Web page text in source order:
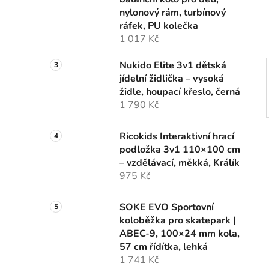
e
nylonový rám, turbínový
ráfek, PU kolečka
1 017 Kč
Nukido Elite 3v1 dětská
jídelní židlička – vysoká
židle, houpací křeslo, černá
1 790 Kč
Ricokids Interaktivní hrací
podložka 3v1 110×100 cm
– vzdělávací, měkká, Králík
975 Kč
SOKE EVO Sportovní
koloběžka pro skatepark |
ABEC-9, 100×24 mm kola,
57 cm řídítka, lehká
1 741 Kč